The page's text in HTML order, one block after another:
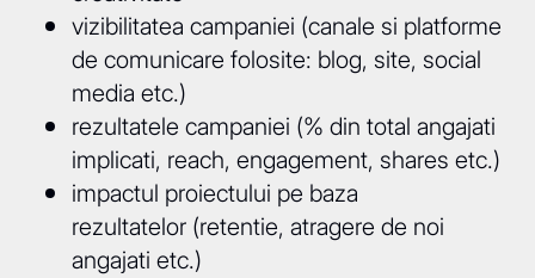
vizibilitatea campaniei (canale si platforme
de comunicare folosite: blog, site, social
media etc.)
rezultatele campaniei (% din total angajati
implicati, reach, engagement, shares etc.)
impactul proiectului pe baza
rezultatelor (retentie, atragere de noi
angajati etc.)